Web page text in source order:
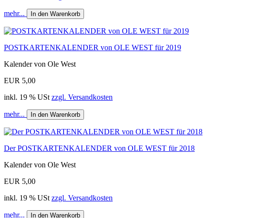
mehr... In den Warenkorb
POSTKARTENKALENDER von OLE WEST für 2019
Kalender von Ole West
EUR 5,00
inkl. 19 % USt zzgl. Versandkosten
mehr... In den Warenkorb
Der POSTKARTENKALENDER von OLE WEST für 2018
Kalender von Ole West
EUR 5,00
inkl. 19 % USt zzgl. Versandkosten
mehr... In den Warenkorb